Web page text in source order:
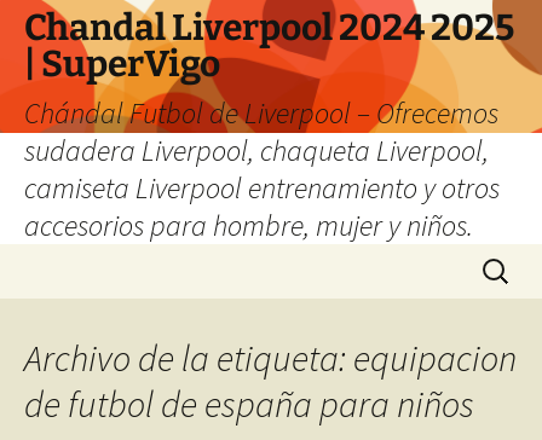
Chandal Liverpool 2024 2025
| SuperVigo
Chándal Futbol de Liverpool – Ofrecemos
sudadera Liverpool, chaqueta Liverpool,
camiseta Liverpool entrenamiento y otros
accesorios para hombre, mujer y niños.
Buscar:
Archivo de la etiqueta: equipacion
de futbol de españa para niños